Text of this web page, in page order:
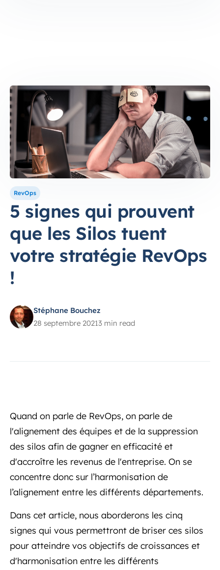
RevOps
5 signes qui prouvent
que les Silos tuent
votre stratégie RevOps
!
Stéphane Bouchez
28 septembre 20213 min read
Quand on parle de RevOps, on parle de
l'alignement des équipes et de la suppression
des silos afin de gagner en efficacité et
d'accroître les revenus de l'entreprise. On se
concentre donc sur l’harmonisation de
l’alignement entre les différents départements.
Dans cet article, nous aborderons les cinq
signes qui vous permettront de briser ces silos
pour atteindre vos objectifs de croissances et
d'harmonisation entre les différents